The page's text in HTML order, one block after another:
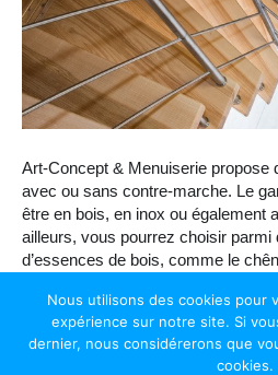
Art-Concept & Menuiserie propose
avec ou sans contre-marche. Le
être en bois, en inox ou également
ailleurs, vous pourrez choisir parmi
d’essences de bois, comme le
Plus en détails
Nous utilisons des cookies pour
expérience sur notre site. Si
dernier, nous considérerons que
cookies.